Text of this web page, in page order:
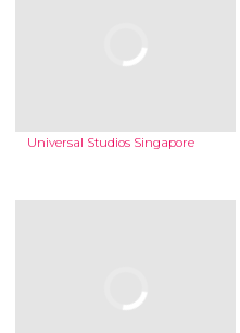
Universal Studios Singapore